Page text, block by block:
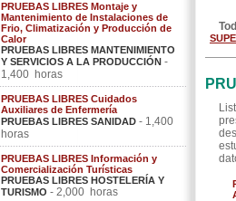
PRUEBAS LIBRES Montaje y
Mantenimiento de Instalaciones de
Frio, Climatización y Producción de
Calor
PRUEBAS LIBRES MANTENIMIENTO
Y SERVICIOS A LA PRODUCCIÓN -
1,400 horas
PRUEBAS LIBRES Cuidados
Auxiliares de Enfermería
PRUEBAS LIBRES SANIDAD - 1,400
horas
PRUEBAS LIBRES Información y
Comercialización Turísticas
PRUEBAS LIBRES HOSTELERÍA Y
TURISMO - 2,000 horas